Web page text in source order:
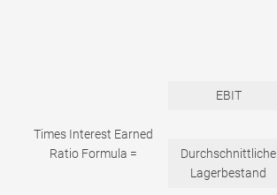
Times Interest Earned
Ratio Formula =
EBIT
Durchschnittliche
Lagerbestand